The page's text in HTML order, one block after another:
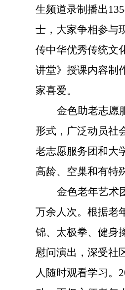
生频道录制播出
士，大家争相参与
传中华优秀传统文
讲堂》授课内容制
家喜爱。
金色助老志愿
形式，广泛动员社
老志愿服务团和大
高龄、空巢和有特
金色老年艺术
万余人次。根据老
锦、太极拳、健身
慰问演出，深受社
人随时观看学习。